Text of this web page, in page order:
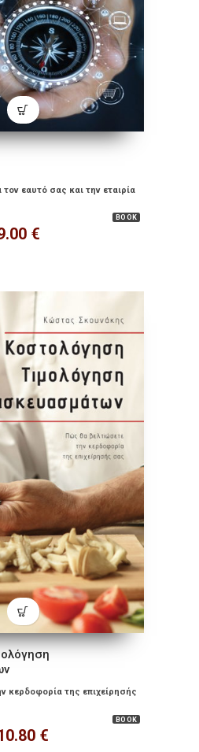
εαυτό σας και την εταιρία
BOOK
€
κερδοφορία της επιχείρησής
BOOK
€